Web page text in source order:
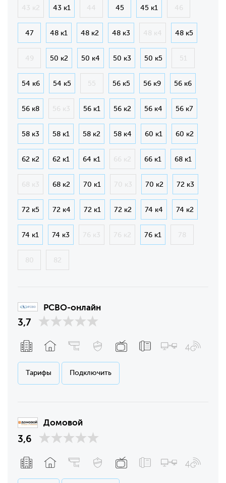
43 к2 43 к1 44 45 45 к1 46
47 48 к1 48 к2 48 к3 48 к4 48 к5
49 50 к2 50 к4 50 к3 50 к5 51
54 к6 54 к5 55 56 к5 56 к9 56 к6
56 к8 56 к3 56 к1 56 к2 56 к4 56 к7
58 к3 58 к1 58 к2 58 к4 60 к1 60 к2
62 к2 62 к1 64 к1 66 к2 66 к1 68 к1
68 к3 68 к2 70 к1 70 к3 70 к2 72 к3
72 к5 72 к4 72 к1 72 к2 74 к4 74 к2
74 к1 74 к3 76 к3 76 к2 76 к1 78
80 82
РСВО-онлайн
3,7
Тарифы Подключить
Домовой
3,6